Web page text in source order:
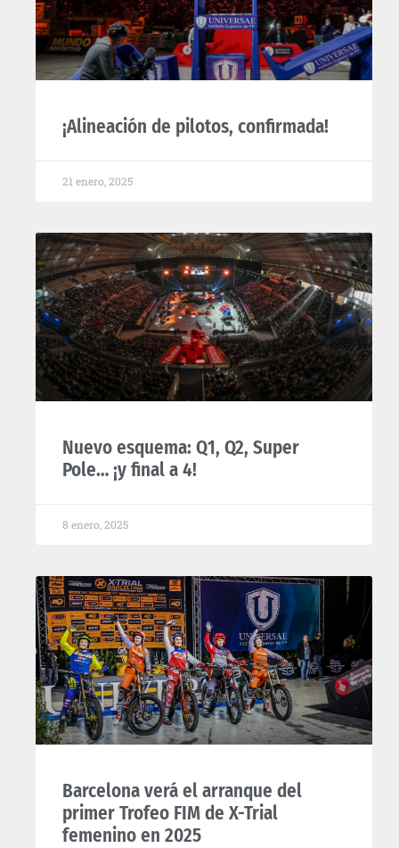
¡Alineación de pilotos, confirmada!
21 enero, 2025
Nuevo esquema: Q1, Q2, Super
Pole… ¡y final a 4!
8 enero, 2025
Barcelona verá el arranque del
primer Trofeo FIM de X-Trial
femenino en 2025